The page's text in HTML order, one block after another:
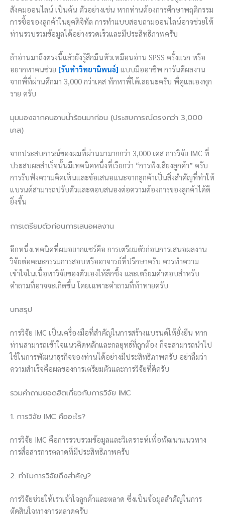
สังคมออนไลน์ เป็นต้น ตัวอย่างเช่น หากท่านต้องการศึกษาพฤติกรรม
การซื้อของลูกค้าในยุคดิจิทัล การทำแบบสอบถามออนไลน์อาจช่วยให้
ท่านรวบรวมข้อมูลได้อย่างรวดเร็วและมีประสิทธิภาพครับ
ถ้าอ่านมาถึงตรงนี้แล้วยังรู้สึกมึนหัวเหมือนอ่าน SPSS ครั้งแรก หรือ
อยากหาคนช่วย [รับทำวิทยานิพนธ์] แบบมืออาชีพ การันตีผลงาน
จากพี่ที่ผ่านศึกมา 3,000 กว่าเคส ทักหาพี่ได้เลยนะครับ พี่ดูแลเองทุก
ราย ครับ
มุมมองจากคนอาบน้ำร้อนมาก่อน (ประสบการณ์ตรงกว่า 3,000
เคส)
จากประสบการณ์ของผมที่ผ่านมามากกว่า 3,000 เคส การวิจัย IMC ที่
ประสบผลสำเร็จนั้นมีเทคนิคหนึ่งที่เรียกว่า “การฟังเสียงลูกค้า” ครับ
การรับฟังความคิดเห็นและข้อเสนอแนะจากลูกค้าเป็นสิ่งสำคัญที่ทำให้
แบรนด์สามารถปรับตัวและตอบสนองต่อความต้องการของลูกค้าได้ดี
ยิ่งขึ้น
การเตรียมตัวก่อนการเสนอผลงาน
อีกหนึ่งเทคนิคที่ผมอยากแชร์คือ การเตรียมตัวก่อนการเสนอผลงาน
วิจัยต่อคณะกรรมการสอบหรืออาจารย์ที่ปรึกษาครับ ควรทำความ
เข้าใจในเนื้อหาวิจัยของตัวเองให้ลึกซึ้ง และเตรียมคำตอบสำหรับ
คำถามที่อาจจะเกิดขึ้น โดยเฉพาะคำถามที่ท้าทายครับ
บทสรุป
การวิจัย IMC เป็นเครื่องมือที่สำคัญในการสร้างแบรนด์ให้ยั่งยืน หาก
ท่านสามารถเข้าใจแนวคิดหลักและกลยุทธ์ที่ถูกต้อง ก็จะสามารถนำไป
ใช้ในการพัฒนาธุรกิจของท่านได้อย่างมีประสิทธิภาพครับ อย่าลืมว่า
ความสำเร็จคือผลของการเตรียมตัวและการวิจัยที่ดีครับ
รวมคำถามยอดฮิตเกี่ยวกับการวิจัย IMC
1. การวิจัย IMC คืออะไร?
การวิจัย IMC คือการรวบรวมข้อมูลและวิเคราะห์เพื่อพัฒนาแนวทาง
การสื่อสารการตลาดที่มีประสิทธิภาพครับ
2. ทำไมการวิจัยถึงสำคัญ?
การวิจัยช่วยให้เราเข้าใจลูกค้าและตลาด ซึ่งเป็นข้อมูลสำคัญในการ
ตัดสินใจทางการตลาดครับ